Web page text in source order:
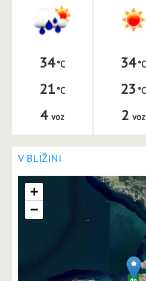
34
21
4 voz
34
23
2 voz
V BLIŽINI
+
−